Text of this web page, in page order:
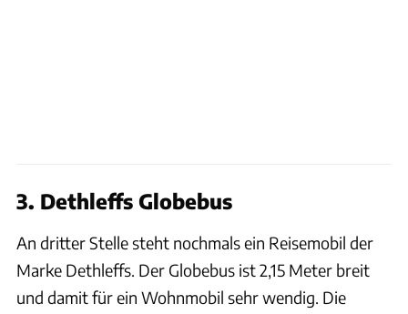
3. Dethleffs Globebus
An dritter Stelle steht nochmals ein Reisemobil der
Marke Dethleffs. Der Globebus ist 2,15 Meter breit
und damit für ein Wohnmobil sehr wendig. Die